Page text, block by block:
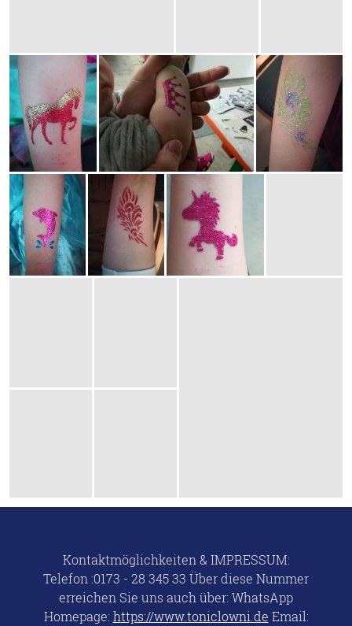
Kontaktmöglichkeiten & IMPRESSUM:
Telefon :0173 - 28 345 33 Über diese Nummer
erreichen Sie uns auch über: WhatsApp
Homepage: https://www.toniclowni.de Email: